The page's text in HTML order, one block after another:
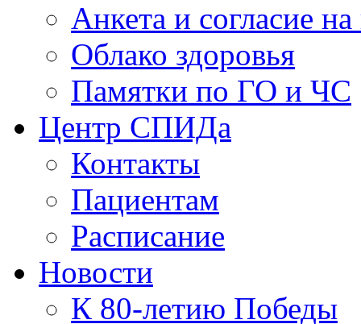
Анкета и согласие
Облако здоровья
Памятки по ГО и ЧС
Центр СПИДа
Контакты
Пациентам
Расписание
Новости
К 80-летию Победы